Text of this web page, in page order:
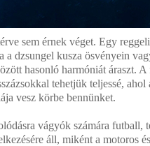
sem érnek véget. Egy
a dzsungel kusza ösvényein
hasonló harmóniát áraszt.
tehetjük teljessé, ahol
vesz körbe bennünket.
vágyók számára futball,
áll, miként a motoros